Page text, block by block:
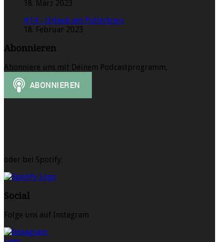
18. März 2023
#14 - Urlaub am Pullerkreis
18. Februar 2023
Abonnieren
Abonniere uns mit Deinem Podcastprogramm,
oder bei Spotify:
Social
Folge uns auf Instagram